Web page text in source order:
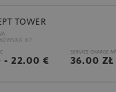
TOWER
87
- 22.00 €
SERVICE CHARGE M2
36.00 ZŁ